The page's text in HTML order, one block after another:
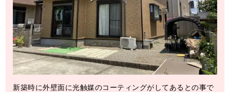
新築時に外壁面に光触媒のコーティングがしてあるとの事で